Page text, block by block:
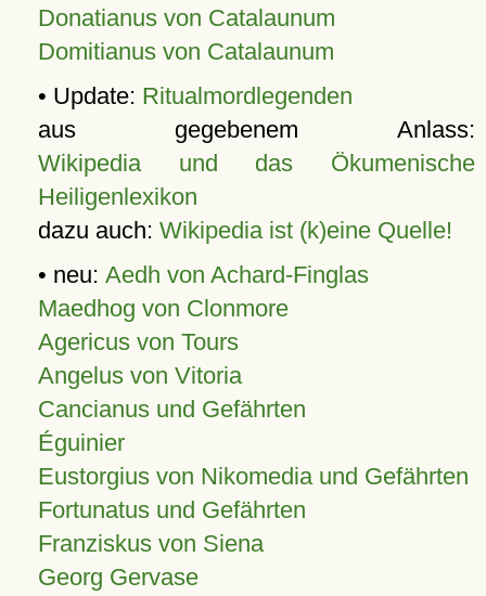
Donatianus von Catalaunum
Domitianus von Catalaunum
• Update: Ritualmordlegenden
aus gegebenem Anlass:
Wikipedia und das Ökumenische
Heiligenlexikon
dazu auch: Wikipedia ist (k)eine Quelle!
• neu: Aedh von Achard-Finglas
Maedhog von Clonmore
Agericus von Tours
Angelus von Vitoria
Cancianus und Gefährten
Éguinier
Eustorgius von Nikomedia und Gefährten
Fortunatus und Gefährten
Franziskus von Siena
Georg Gervase